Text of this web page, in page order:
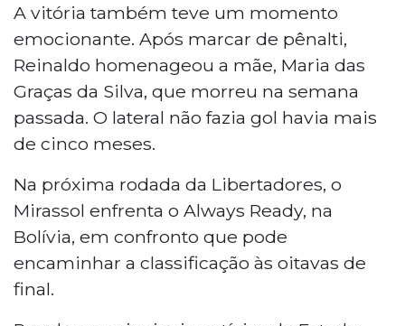
A vitória também teve um momento
emocionante. Após marcar de pênalti,
Reinaldo homenageou a mãe, Maria das
Graças da Silva, que morreu na semana
passada. O lateral não fazia gol havia mais
de cinco meses.
Na próxima rodada da Libertadores, o
Mirassol enfrenta o Always Ready, na
Bolívia, em confronto que pode
encaminhar a classificação às oitavas de
final.